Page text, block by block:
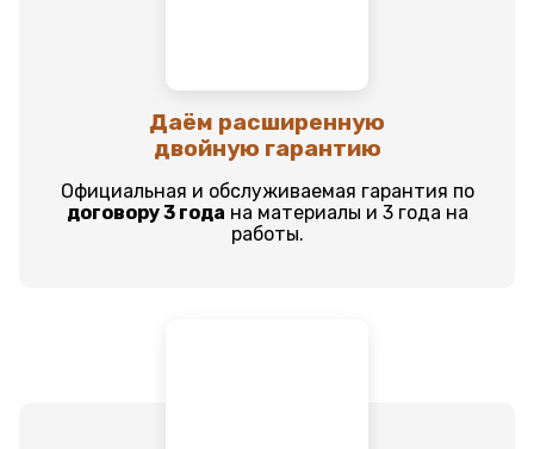
Даём расширенную
двойную гарантию
Официальная и обслуживаемая гарантия по
договору 3 года на материалы и 3 года на
работы.